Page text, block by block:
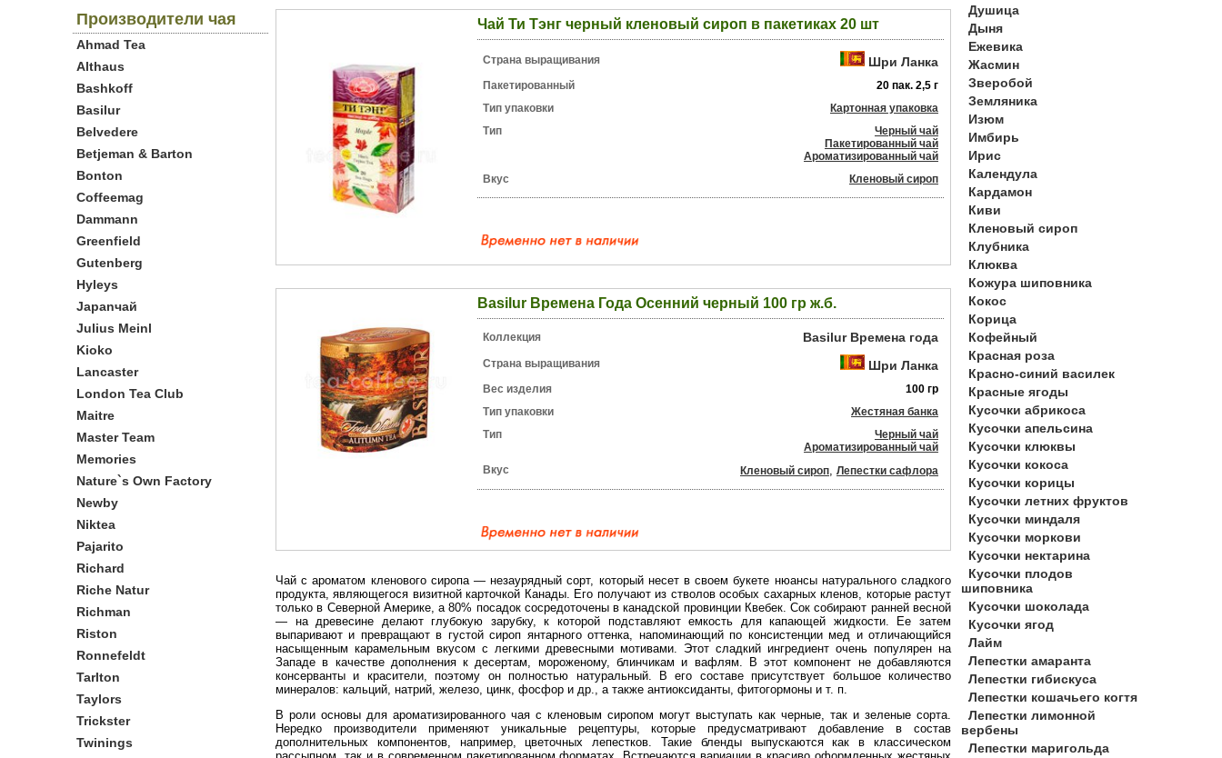
Производители чая
Ahmad Tea
Althaus
Bashkoff
Basilur
Belvedere
Betjeman & Barton
Bonton
Coffeemag
Dammann
Greenfield
Gutenberg
Hyleys
Japanчай
Julius Meinl
Kioko
Lancaster
London Tea Club
Maitre
Master Team
Memories
Nature`s Own Factory
Newby
Niktea
Pajarito
Richard
Riche Natur
Richman
Riston
Ronnefeldt
Tarlton
Taylors
Trickster
Twinings
Чай Ти Тэнг черный кленовый сироп в пакетиках 20 шт
Страна выращивания Шри Ланка
Пакетированный
20 пак. 2,5 г
Тип упаковки
Картонная упаковка
Тип
Черный чай
Пакетированный чай
Ароматизированный чай
Вкус
Кленовый сироп
Basilur Времена Года Осенний черный 100 гр ж.б.
Коллекция Basilur Времена года
Страна выращивания Шри Ланка
Вес изделия
100 гр
Тип упаковки
Жестяная банка
Тип
Черный чай
Ароматизированный чай
Вкус
Кленовый сироп, Лепестки сафлора
Чай с ароматом кленового сиропа — незаурядный сорт, который несет в своем букете нюансы натурального сладкого
продукта, являющегося визитной карточкой Канады. Его получают из стволов особых сахарных кленов, которые растут
только в Северной Америке, а 80% посадок сосредоточены в канадской провинции Квебек. Сок собирают ранней весной
— на древесине делают глубокую зарубку, к которой подставляют емкость для капающей жидкости. Ее затем
выпаривают и превращают в густой сироп янтарного оттенка, напоминающий по консистенции мед и отличающийся
насыщенным карамельным вкусом с легкими древесными мотивами. Этот сладкий ингредиент очень популярен на
Западе в качестве дополнения к десертам, мороженому, блинчикам и вафлям. В этот компонент не добавляются
консерванты и красители, поэтому он полностью натуральный. В его составе присутствует большое количество
минералов: кальций, натрий, железо, цинк, фосфор и др., а также антиоксиданты, фитогормоны и т. п.
В роли основы для ароматизированного чая с кленовым сиропом могут выступать как черные, так и зеленые сорта.
Нередко производители применяют уникальные рецептуры, которые предусматривают добавление в состав
дополнительных компонентов, например, цветочных лепестков. Такие бленды выпускаются как в классическом
Душица
Дыня
Ежевика
Жасмин
Зверобой
Земляника
Изюм
Имбирь
Ирис
Календула
Кардамон
Киви
Кленовый сироп
Клубника
Клюква
Кожура шиповника
Кокос
Корица
Кофейный
Красная роза
Красно-синий василек
Красные ягоды
Кусочки абрикоса
Кусочки апельсина
Кусочки клюквы
Кусочки кокоса
Кусочки корицы
Кусочки летних фруктов
Кусочки миндаля
Кусочки моркови
Кусочки нектарина
Кусочки плодов
шиповника
Кусочки шоколада
Кусочки ягод
Лайм
Лепестки амаранта
Лепестки гибискуса
Лепестки кошачьего когтя
Лепестки лимонной
вербены
Лепестки маригольда